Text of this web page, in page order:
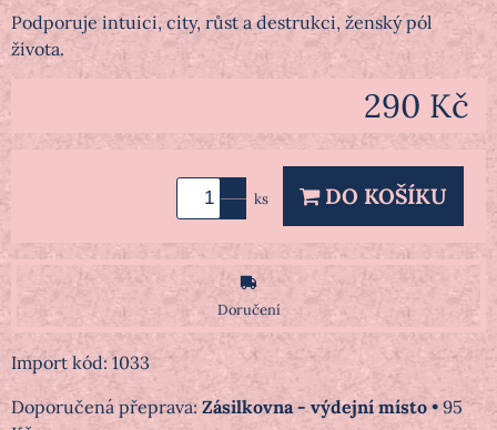
Podporuje intuici, city, růst a destrukci, ženský pól
života.
290 Kč
ks DO KOŠÍKU
Doručení
Import kód: 1033
Zásilkovna - výdejní místo • 95